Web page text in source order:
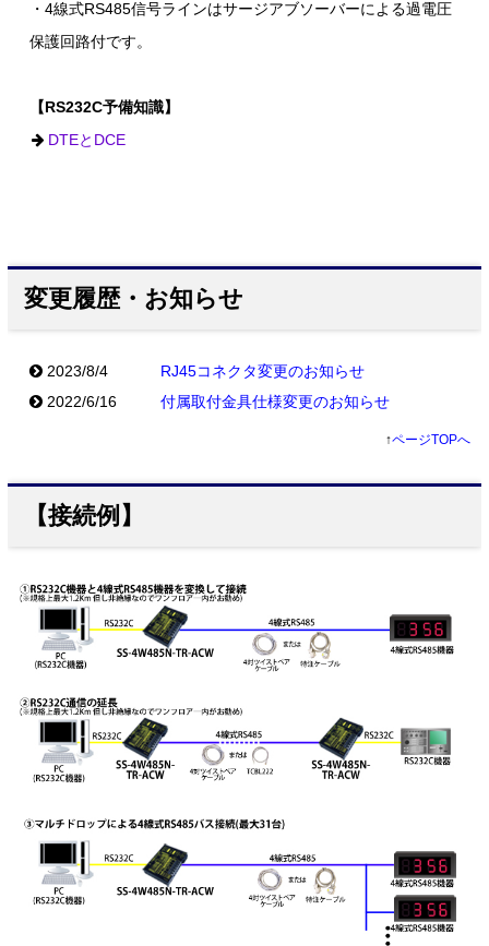
・4線式RS485信号ラインはサージアブソーバーによる過電圧
保護回路付です。
【RS232C予備知識】
DTEとDCE
変更履歴・お知らせ
2023/8/4
RJ45コネクタ変更のお知らせ
2022/6/16
付属取付金具仕様変更のお知らせ
↑ページTOPへ
【接続例】